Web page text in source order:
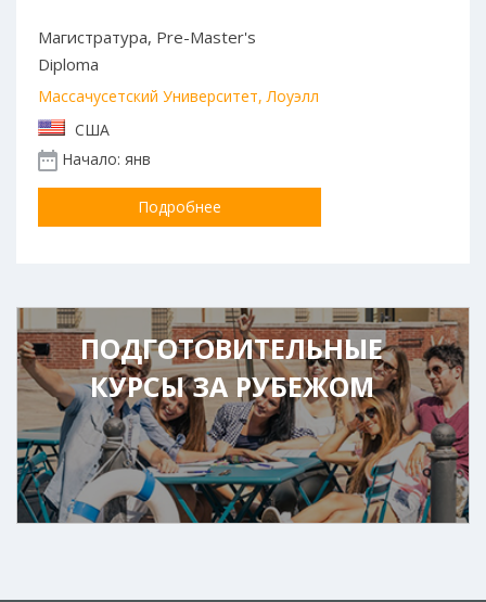
Магистратура, Pre-Master's
Diploma
Массачусетский Университет, Лоуэлл
США
Начало: янв
Подробнее
ПОДГОТОВИТЕЛЬНЫЕ
КУРСЫ ЗА РУБЕЖОМ